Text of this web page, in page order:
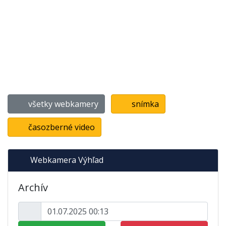
všetky webkamery snímka
časozberné video
Webkamera Výhľad
Archív